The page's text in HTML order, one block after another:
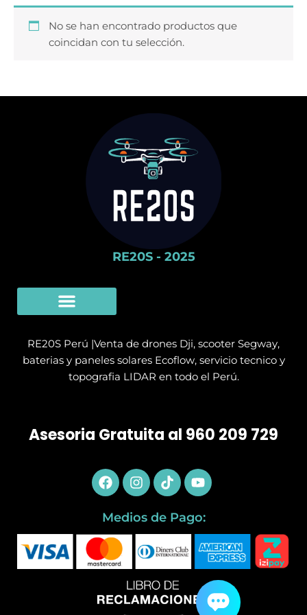
No se han encontrado productos que
coincidan con tu selección.
RE20S - 2025
RE20S Perú |Venta de drones Dji, scooter Segway,
baterias y paneles solares Ecoflow, servicio tecnico y
topografia LIDAR en todo el Perú.
Asesoria Gratuita al 960 209 729
Facebook
Instagram
TiktokYoutube
Medios de Pago: